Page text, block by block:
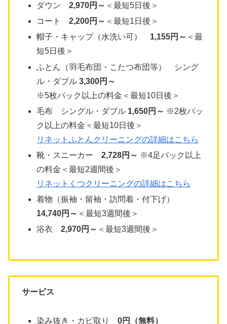
ダウン2,970円～ ＜最短5日後＞
コート2,200円～ ＜最短1日後＞
帽子・キャップ（水洗い可） 1,155円～ ＜最
短5日後＞
ふとん（羽毛布団・こたつ布団等） シング
ル・ダブル3,300円～
※5枚パック以上の料金＜最短10日後＞
毛布 シングル・ダブル 1,650円～ ※2枚パッ
ク以上の料金＜最短10日後＞
リネットふとんクリーニングの詳細はこちら
靴・スニーカー2,728円～ ※4足パック以上
の料金＜最短2週間後＞
リネットくつクリーニングの詳細はこちら
着物（振袖・留袖・訪問着・付下げ）
14,740円～ ＜最短3週間後＞
浴衣2,970円～ ＜最短3週間後＞
サービス
染み抜き・カビ取り0円（無料）